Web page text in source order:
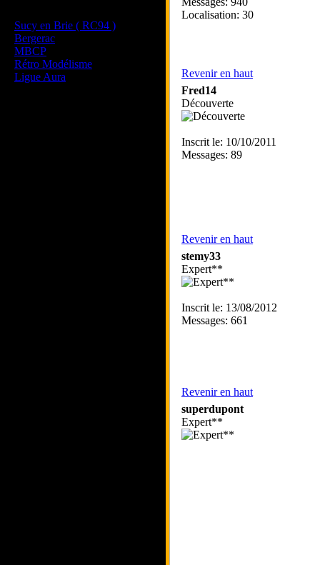
Sucy en Brie ( RC94 )
Bergerac
MBCP
Rétro Modélisme
Ligue Aura
Localisation: 30
Revenir en haut
Fred14
Découverte
Inscrit le: 10/10/2011
Messages: 89
Revenir en haut
stemy33
Expert**
Inscrit le: 13/08/2012
Messages: 661
Revenir en haut
superdupont
Expert**